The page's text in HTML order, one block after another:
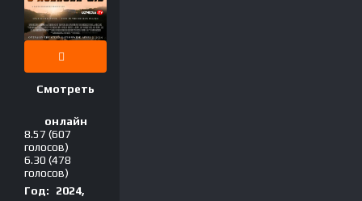
Смотреть
онлайн
8.57 (607
голосов)
6.30 (478
голосов)
Год:
2024,